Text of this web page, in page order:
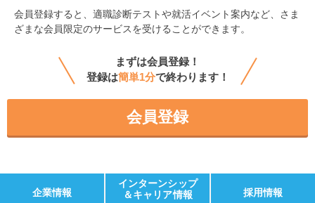
会員登録すると、 適職診断テストや就活イベント案内など、さま
ざまな会員限定のサービスを受けることができます。
まずは会員登録！
登録は簡単1分で終わります！
会員登録
企業情報
インターンシップ
＆キャリア情報
採用情報